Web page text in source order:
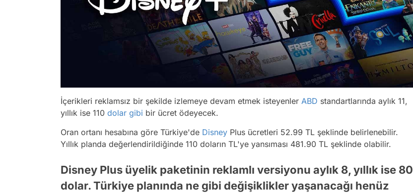
İçerikleri reklamsız bir şekilde izlemeye devam etmek isteyenler ABD standartlarında aylık 11,
yıllık ise 110 dolar gibi bir ücret ödeyecek.
Oran ortanı hesabına göre Türkiye'de Disney Plus ücretleri 52.99 TL şeklinde belirlenebilir.
Yıllık planda değerlendirildiğinde 110 doların TL'ye yansıması 481.90 TL şeklinde olabilir.
Disney Plus üyelik paketinin reklamlı versiyonu aylık 8, yıllık ise 80
dolar. Türkiye planında ne gibi değişiklikler yaşanacağı henüz